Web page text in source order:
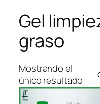
Gel
graso
Mostrando el
único resultado